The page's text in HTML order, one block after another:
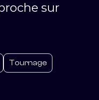
sur
Tournage